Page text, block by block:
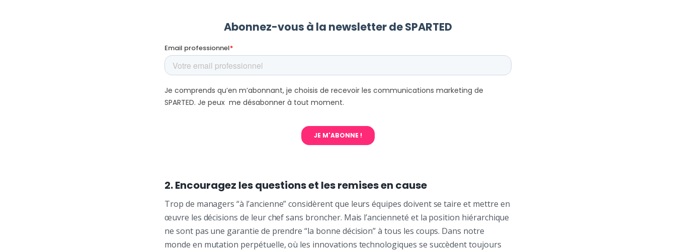
2. Encouragez les questions et les remises en cause
Trop de managers “à l’ancienne” considèrent que leurs équipes doivent se taire et mettre en
œuvre les décisions de leur chef sans broncher. Mais l’ancienneté et la position hiérarchique
ne sont pas une garantie de prendre “la bonne décision” à tous les coups. Dans notre
monde en mutation perpétuelle, où les innovations technologiques se succèdent toujours